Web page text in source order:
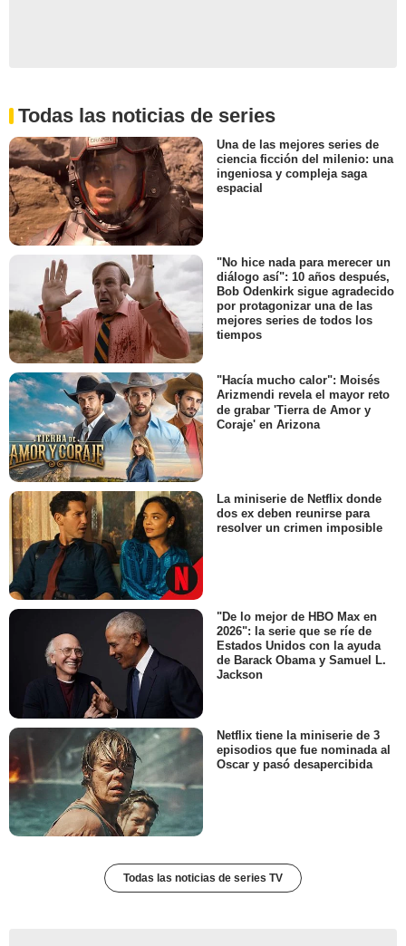
Todas las noticias de series
Una de las mejores series de
ciencia ficción del milenio: una
ingeniosa y compleja saga
espacial
"No hice nada para merecer un
diálogo así": 10 años después,
Bob Odenkirk sigue agradecido
por protagonizar una de las
mejores series de todos los
tiempos
"Hacía mucho calor": Moisés
Arizmendi revela el mayor reto
de grabar 'Tierra de Amor y
Coraje' en Arizona
La miniserie de Netflix donde
dos ex deben reunirse para
resolver un crimen imposible
"De lo mejor de HBO Max en
2026": la serie que se ríe de
Estados Unidos con la ayuda
de Barack Obama y Samuel L.
Jackson
Netflix tiene la miniserie de 3
episodios que fue nominada al
Oscar y pasó desapercibida
Todas las noticias de series TV